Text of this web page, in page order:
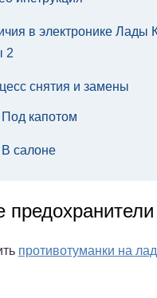
в электронике Лады
2
снятия и замены
Под капотом
В салоне
предохранители
противотуманки на